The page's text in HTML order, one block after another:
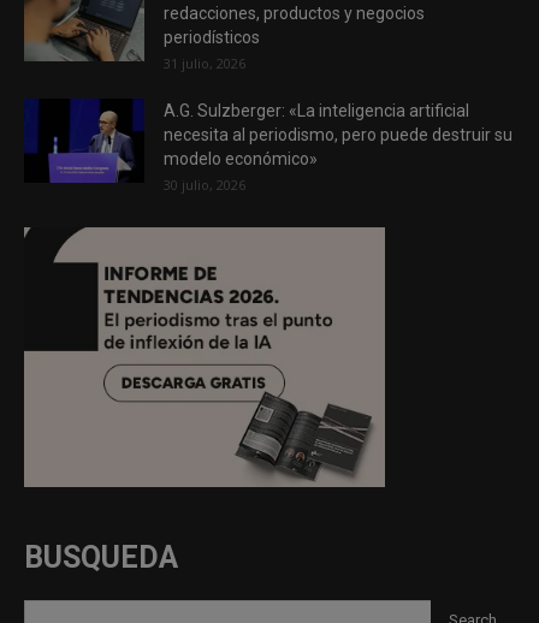
redacciones, productos y negocios
periodísticos
31 julio, 2026
A.G. Sulzberger: «La inteligencia artificial
necesita al periodismo, pero puede destruir su
modelo económico»
30 julio, 2026
BUSQUEDA